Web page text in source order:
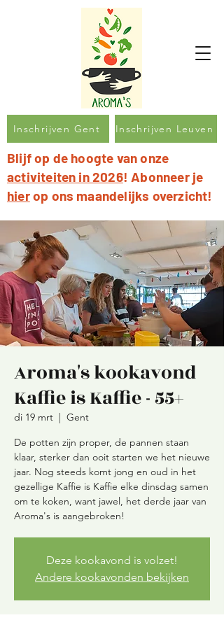
Inschrijven Gent Inschrijven Leuven
Blijf op de hoogte van onze
activiteiten in 2026! Abonneer je
hierop ons maandelijks overzicht!
Aroma's kookavond
Kaffie is Kaffie - 55+
di 19 mrt
  |
Gent
De potten zijn proper, de pannen staan
klaar, sterker dan ooit starten we het nieuwe
jaar. Nog steeds komt jong en oud in het
gezellige Kaffie is Kaffie elke dinsdag samen
om te koken, want jawel, het derde jaar van
Aroma's is aangebroken!
Deze kookavond is volzet!
Andere kookavonden bekijken